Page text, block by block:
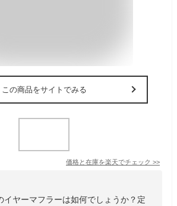
この商品をサイトでみる
価格と在庫を楽天でチェック >>
イヤーマフラーは如何でしょうか？定